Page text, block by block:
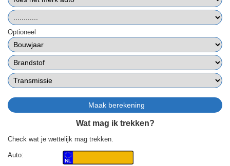
Optioneel
Wat mag ik trekken?
Check wat je wettelijk mag trekken.
Auto: